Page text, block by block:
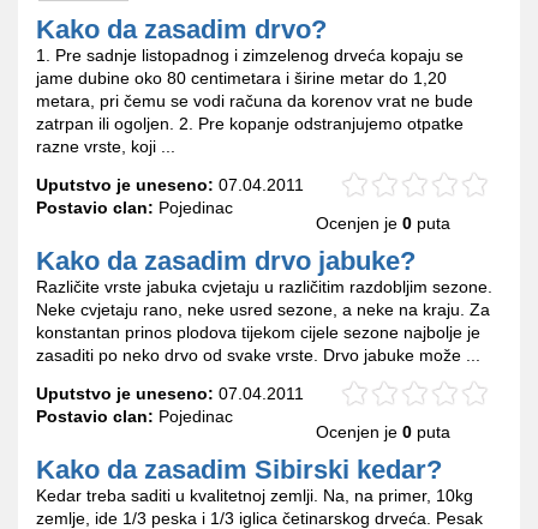
Kako da zasadim drvo?
1. Pre sadnje listopadnog i zimzelenog drveća kopaju se
jame dubine oko 80 centimetara i širine metar do 1,20
metara, pri čemu se vodi računa da korenov vrat ne bude
zatrpan ili ogoljen. 2. Pre kopanje odstranjujemo otpatke
razne vrste, koji ...
Uputstvo je uneseno: 07.04.2011
Postavio clan: Pojedinac
Ocenjen je 0 puta
Kako da zasadim drvo jabuke?
Različite vrste jabuka cvjetaju u različitim razdobljim sezone.
Neke cvjetaju rano, neke usred sezone, a neke na kraju. Za
konstantan prinos plodova tijekom cijele sezone najbolje je
zasaditi po neko drvo od svake vrste. Drvo jabuke može ...
Uputstvo je uneseno: 07.04.2011
Postavio clan: Pojedinac
Ocenjen je 0 puta
Kako da zasadim Sibirski kedar?
Kedar treba saditi u kvalitetnoj zemlji. Na, na primer, 10kg
zemlje, ide 1/3 peska i 1/3 iglica četinarskog drveća. Pesak